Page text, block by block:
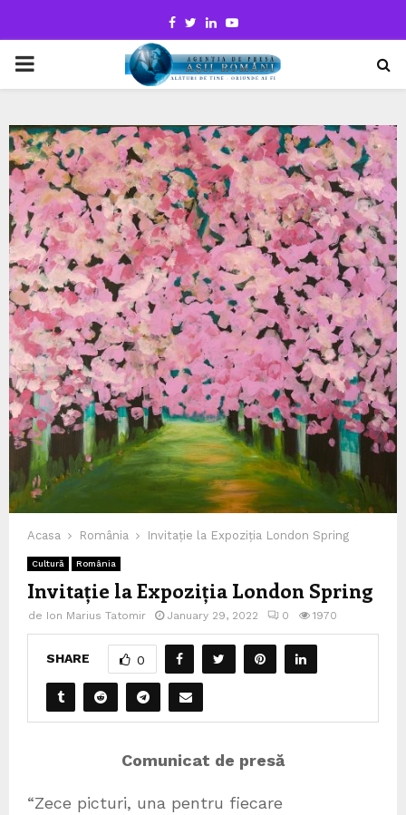
Facebook
TwitterLinkedinYoutube
PRIMARY
Acasa România Invitație la Expoziția London Spring
Cultură România
Invitație la Expoziția London Spring
de Ion Marius Tatomir January 29, 2022 0 1970
SHARE 0
Comunicat de presă
“Zece picturi, una pentru fiecare